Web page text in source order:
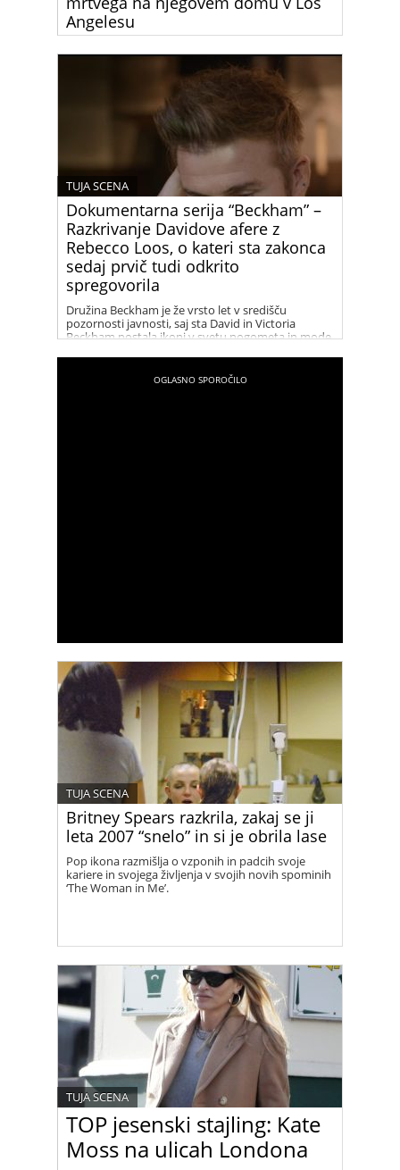
Angelesu
legendaren po vlogi Chandlerja Binga v priljubljeni
televizijski seriji “Prijatelji,” je umrl danes ponoči.
Njegova smrt je pretresla svet zabave in njegove
Dokumentarna serija “Beckham” –
Razkrivanje Davidove afere z
Rebecco Loos, o kateri sta zakonca
sedaj prvič tudi odkrito
spregovorila
TUJA SCENA
Družina Beckham je že vrsto let v središču
pozornosti javnosti, saj sta David in Victoria
Beckham postala ikoni v svetu nogometa in mode.
in špekulacije vse pogosteje zajeli tudi dogodki iz
Britney Spears razkrila, zakaj se ji
leta 2007 “snelo” in si je obrila lase
TUJA SCENA
Pop ikona razmišlja o vzponih in padcih svoje
kariere in svojega življenja v svojih novih spominih
‘The Woman in Me’.
TOP jesenski stajling: Kate
Moss na ulicah Londona
TUJA SCENA